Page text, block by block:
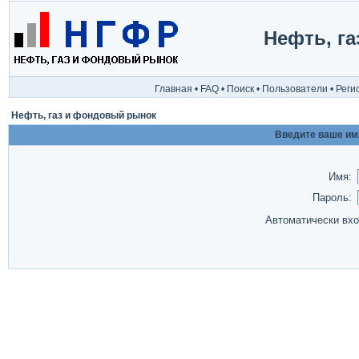
Нефть,
Главная • FAQ • Поиск • Пользователи •
Нефть, газ и фондовый рынок
Введите ваше
Имя:
Пароль:
Автоматически